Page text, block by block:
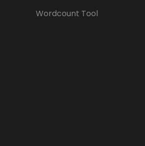
Wordcount Tool